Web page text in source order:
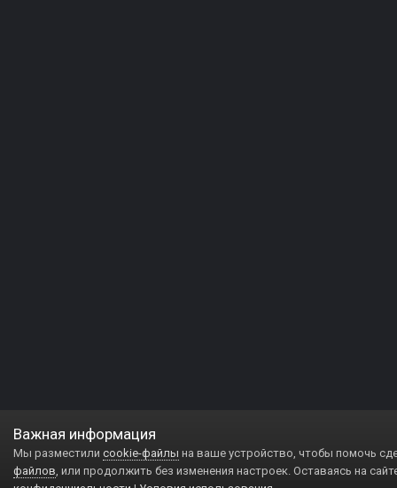
Важная информация
Мы разместили cookie-файлы на ваше устройство, чтобы помочь
файлов, или продолжить без изменения настроек. Оставаясь на